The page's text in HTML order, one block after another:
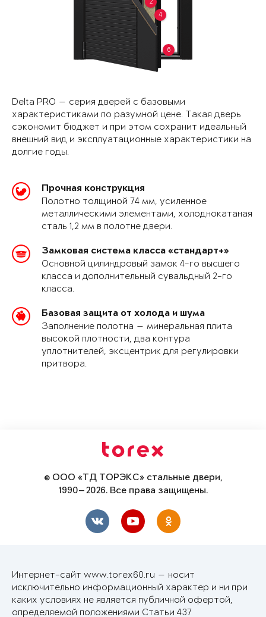
2
4
6
Delta PRO — серия дверей с базовыми
характеристиками по разумной цене. Такая дверь
сэкономит бюджет и при этом сохранит идеальный
внешний вид и эксплуатационные характеристики на
долгие годы.
Прочная конструкция
Полотно толщиной 74 мм, усиленное
металлическими элементами, холоднокатаная
сталь 1,2 мм в полотне двери.
Замковая система класса «стандарт+»
Основной цилиндровый замок 4-го высшего
класса и дополнительный сувальдный 2-го
класса.
Базовая защита от холода и шума
Заполнение полотна — минеральная плита
высокой плотности, два контура
уплотнителей, эксцентрик для регулировки
притвора.
© ООО «ТД ТОРЭКС» стальные двери,
1990—2026. Все права защищены.
Интернет-сайт www.torex60.ru — носит
исключительно информационный характер и ни при
каких условиях не является публичной офертой,
определяемой положениями Статьи 437